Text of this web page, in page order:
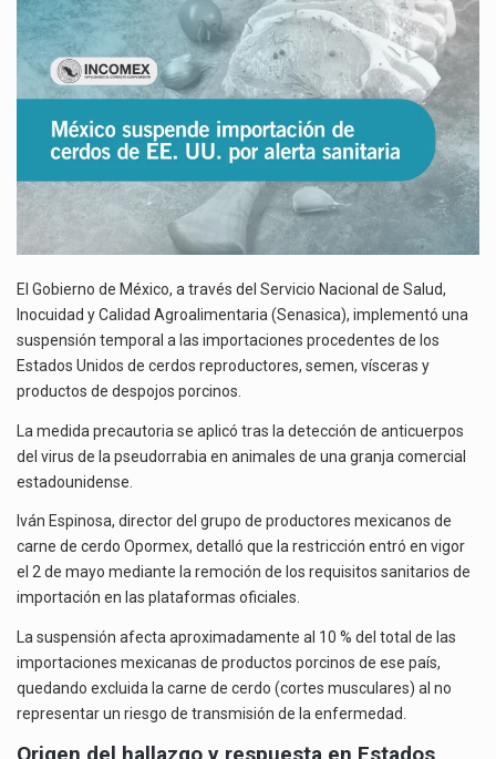
El superávit comercial de México con Estados Unidos alcanzó 102,581 millones de dólares (mdd) en…
El Tribunal Federal de Justicia Administrativa (TFJA), a través de su Segunda Sala Regional en…
EE.
UU.
POR
ALERTA
SANITARIA
El Gobierno de México, a través del Servicio Nacional de Salud,
Inocuidad y Calidad Agroalimentaria (Senasica), implementó una
suspensión temporal a las importaciones procedentes de los
Estados Unidos de cerdos reproductores, semen, vísceras y
productos de despojos porcinos.
La medida precautoria se aplicó tras la detección de anticuerpos
del virus de la pseudorrabia en animales de una granja comercial
estadounidense.
Iván Espinosa, director del grupo de productores mexicanos de
carne de cerdo Opormex, detalló que la restricción entró en vigor
el 2 de mayo mediante la remoción de los requisitos sanitarios de
importación en las plataformas oficiales.
La suspensión afecta aproximadamente al 10 % del total de las
importaciones mexicanas de productos porcinos de ese país,
quedando excluida la carne de cerdo (cortes musculares) al no
representar un riesgo de transmisión de la enfermedad.